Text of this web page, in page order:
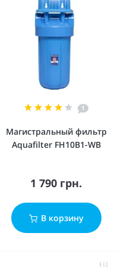
1
Магистральный фильтр
Aquafilter FH10B1-WB
1 790 грн.
В корзину